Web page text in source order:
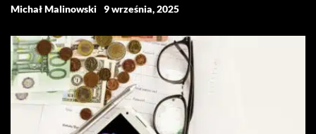
Michał Malinowski 9 września, 2025